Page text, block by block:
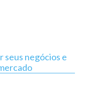
seus negócios e